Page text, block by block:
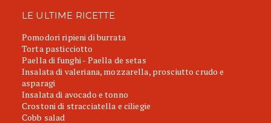
LE ULTIME RICETTE
Pomodori ripieni di burrata
Torta pasticciotto
Paella di funghi - Paella de setas
Insalata di valeriana, mozzarella, prosciutto crudo e
asparagi
Insalata di avocado e tonno
Crostoni di stracciatella e ciliegie
Cobb salad